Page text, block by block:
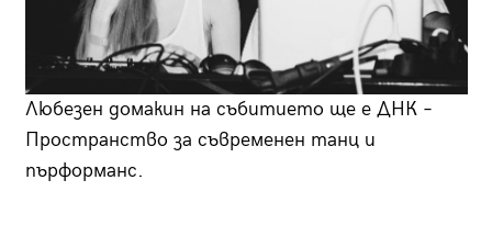
Любезен домакин на събитието ще е ДНК –
Пространство за съвременен танц и
пърформанс.